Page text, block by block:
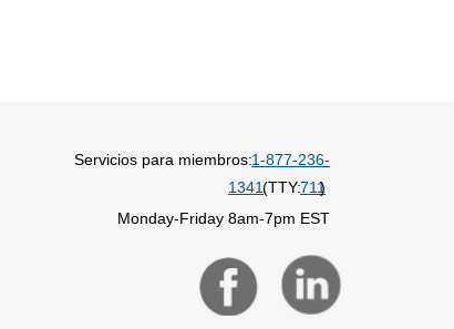
Servicios para miembros:1-877-236-
1341(TTY:711)
Monday-Friday 8am-7pm EST